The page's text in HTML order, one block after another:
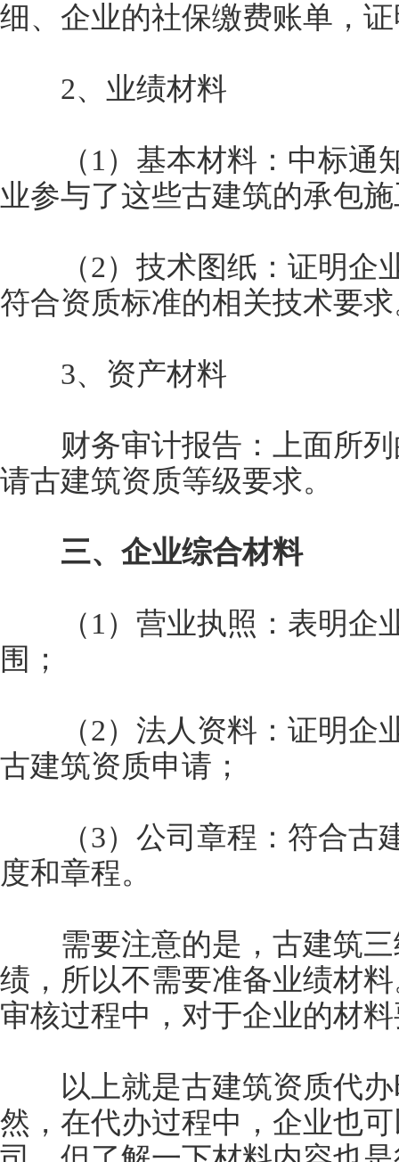
细、企业的社保缴费账单，
2、业绩材料
（1）基本材料：中标通
业参与了这些古建筑的承包
（2）技术图纸：证明企
符合资质标准的相关技术要
3、资产材料
财务审计报告：上面所列
请古建筑资质等级要求。
三、企业综合材料
（1）营业执照：表明企
围；
（2）法人资料：证明企
古建筑资质申请；
（3）公司章程：符合古
度和章程。
需要注意的是，古建筑三
绩，所以不需要准备业绩材
审核过程中，对于企业的材
以上就是古建筑资质代办
然，在代办过程中，企业也